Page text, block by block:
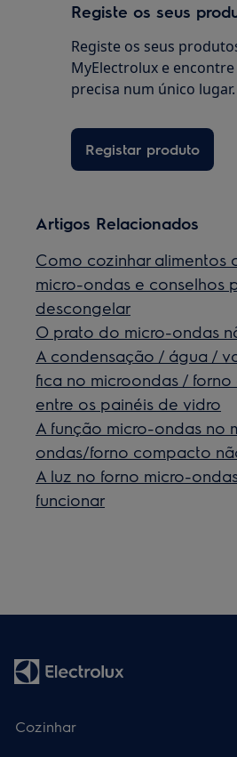
Registe os seus
Registe os seus
MyElectrolux e
precisa num único lugar.
Registar produto
Artigos Relacionados
Como cozinhar alimentos
micro-ondas e conselhos
descongelar
O prato do micro-ondas
A condensação / água /
fica no microondas /
entre os painéis de vidro
A função micro-ondas no
ondas/forno compacto
A luz no forno micro-
funcionar
Cozinhar